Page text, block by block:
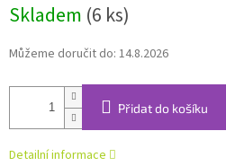
cena:
Skladem (6 ks)
Můžeme doručit do: 14.8.2026
Přidat do košíku
Detailní informace